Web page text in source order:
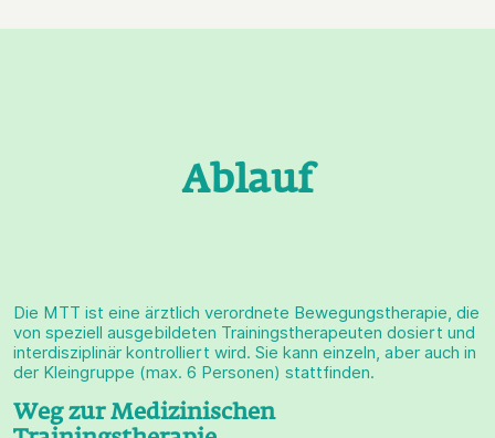
Ablauf
Die MTT ist eine ärztlich verordnete Bewegungstherapie, die
von speziell ausgebildeten Trainingstherapeuten dosiert und
interdisziplinär kontrolliert wird. Sie kann einzeln, aber auch in
der Kleingruppe (max. 6 Personen) stattfinden.
Weg zur Medizinischen